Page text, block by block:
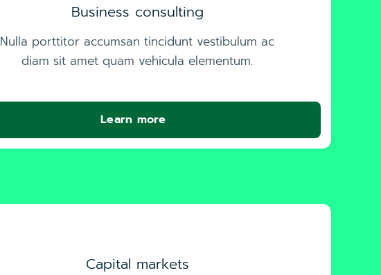
Business consulting
Nulla porttitor accumsan tincidunt vestibulum ac
diam sit amet quam vehicula elementum.
Learn more
Capital markets